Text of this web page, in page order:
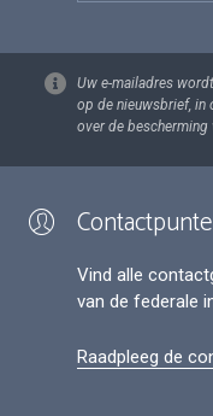
Uw e-mailadres
op de nieuwsbrief, in
over de bescherming
Vind alle
van de federale
Raadpleeg de